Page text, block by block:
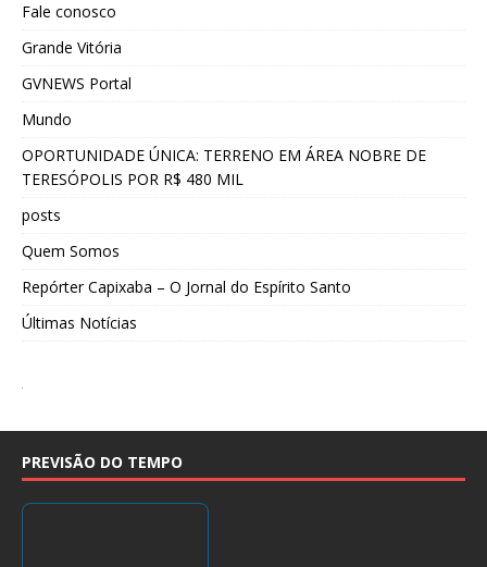
Fale conosco
Grande Vitória
GVNEWS Portal
Mundo
OPORTUNIDADE ÚNICA: TERRENO EM ÁREA NOBRE DE
TERESÓPOLIS POR R$ 480 MIL
posts
Quem Somos
Repórter Capixaba – O Jornal do Espírito Santo
Últimas Notícias
PREVISÃO DO TEMPO